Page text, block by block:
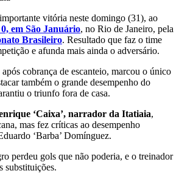
vitória neste domingo (31), ao
em São Januário, no Rio de Janeiro, pela
Brasileiro. Resultado que faz o time
e afunda mais ainda o adversário.
cobrança de escanteio, marcou o único
também o grande desempenho do
o triunfo fora de casa.
‘Caixa’, narrador da Itatiaia,
mas fez críticas ao desempenho
‘Barba’ Domínguez.
perdeu gols que não poderia, e o treinador
substituições.